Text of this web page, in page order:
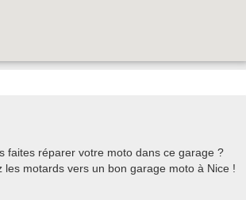
faites réparer votre moto dans ce garage ?
motards vers un bon garage moto à Nice !